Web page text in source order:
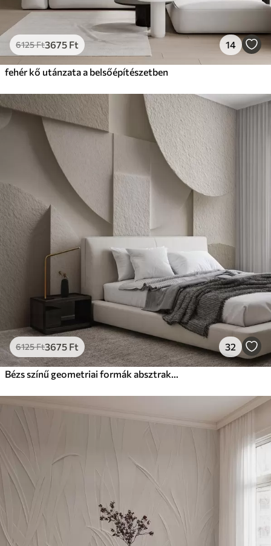
6125Ft3675 Ft 14
fehér kő utánzata a belsőépítészetben
6125Ft3675 Ft 32